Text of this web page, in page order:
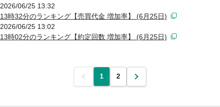
2026/06/25 13:32
13時32分のランキング【売買代金 増加率】 (6月25日)
2026/06/25 13:02
13時02分のランキング【約定回数 増加率】 (6月25日)
前 1 2 次